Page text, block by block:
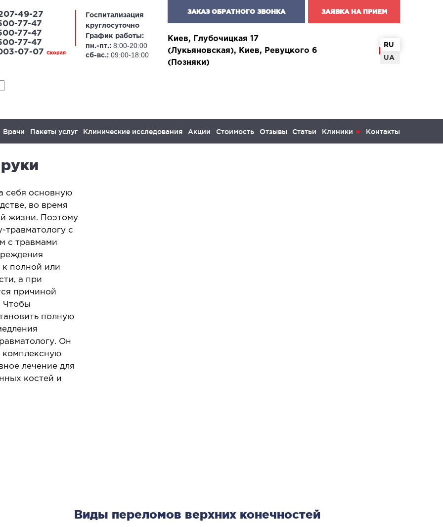
49-27
77-47
77-47
77-47
07-07
Скорая
Госпитализация
круглосуточно
График работы:
пн.-пт.: 8:00-20:00
сб-вс.: 09:00-18:00
ЗАКАЗ ОБРАТНОГО ЗВОНКА ЗАЯВКА НА ПРИЕМ
Киев, Глубочицкая 17
(Лукьяновская), Киев, Ревуцкого 6
(Позняки)
RU
UA
Врачи Пакеты услуг Клинические исследования Акции Стоимость Отзывы Статьи Клиники Контакты
ЛАПАРОСКОПИЧЕСКАЯ
ХИРУРГИЯ
в гинекологии
в онкологии
в урологии
в хирургии
ЛОР-ЗАБОЛЕВАНИЯ
себя основную
во время
жизни. Поэтому
с
с травмами
к полной или
а при
причиной
Чтобы
полную
Он
комплексную
лечение для
костей и
Виды переломов верхних конечностей